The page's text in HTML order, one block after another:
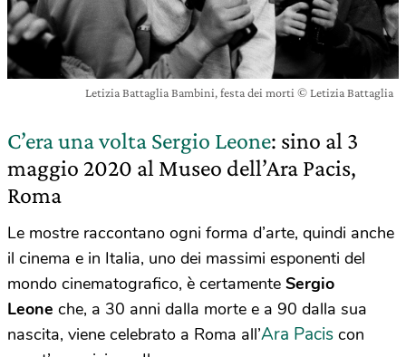
Letizia Battaglia Bambini, festa dei morti © Letizia Battaglia
C’era una volta Sergio Leone: sino al 3
maggio 2020 al Museo dell’Ara Pacis,
Roma
Le mostre raccontano ogni forma d’arte, quindi anche
il cinema e in Italia, uno dei massimi esponenti del
mondo cinematografico, è certamente Sergio
Leone che, a 30 anni dalla morte e a 90 dalla sua
nascita, viene celebrato a Roma all’Ara Pacis con